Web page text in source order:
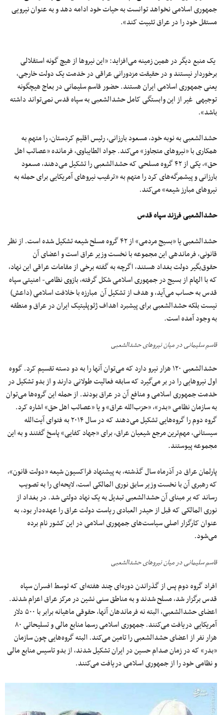
جمهوری اسلامی نخواهد توانست به حیات خود ادامه دهد و به عنوان نیرویی
مستقل خود را در عراق تثبیت کند».
یک منبع دیگر در همین زمینه می‌افزاید: «این نیروها از هیچ گونه استقلالی
برخوردار نیستند و در حقیقت مزدورانی عراقی در خدمت یک دولت خارجی،
یعنی جمهوری اسلامی ایران هستند. حضور قاسم سلیمانی در بعاج هیچگونه
توجیهی غیر از این وابستگی کامل حشدالشعبی به سپاه قدس نمی‌تواند داشته
باشد».
حشدالشعبی به نوبه خود، مسعود بارزانی، رئیس اقلیم کردستان، را متهم به
همکاری با «نیروهای متجاوز» می‌کند. جواد الطایباوی، فرمانده «عصائب اهل
حق»، یکی از ۴۲ گروه مسلحی که حشدالشعبی را تشکیل می‌دهند، مسعود
بارزانی و پیشمرگه‌های کرد را متهم به «ترغیب نیروهای آمریکایی برای حمله به
نیروهای مبارز شیعه» می‌کند.
حشدالشعبی فرزند سپاه قدس
حشدالشعبی یا «بسیج مردمی» از ۴۲ گروه مسلح شیعه تشکیل شده است. از نظر
قانونی، فرماندهی این مجموعه با نخست وزیر عراق است و اعضای آن
حقوق‌بگیر دولت بغداد هستند، اگرچه به گفته برخی از مقامات عراقی این نهاد،
که با الهام از بسیج در جمهوری اسلامی شکل گرفته، بازوی نظامی- امنیتی سپاه
قدس به حساب می‌آید، و هدف از تشکیل آن مبارزه با خلافت اسلامی (داعش)
نیست بلکه حشدالشعبی برای پیشبرد اهداف ژئوپلیتیک ایران در عراق و منطقه
به وجود آمده است.
قاسم سلیمانی در میان نیروهای حشدالشعبی
حشدالشعبی ۱۲۰ هزار نیرو دارد که می‌توان آنها را به دو دسته تقسیم کرد. گووه
اول نیروهایی را در بر می‌گیرد که سابقه فعالیت طولانی دارند و از بدو تشکیل در
خدمت جمهوری اسلامی و منافع آن در عراق بودند. از حمله این گروه‌ها می‌توان
به سازمان نظامی «بدر»، «حزب‌الله عراق» و یا «عصائب اهل حق» اشاره کرد.
گروه دوم را گروه‌هایی تشکیل می‌دهند که در سال ۲۰۱۴ به فتوای آیت‌الله
سیستانی، مهم‌ترین مرجع شیعیان عراق، برای «جهاد کفایی» پاسخ گفتند و به این
مجموعه پیوستند.
پارلمان عراق در آذرماه سال گذشته، به پیشنهاد فراکسیون شیعه «دولت قانون»،
که رهبری آن با نخست وزیر سابق نوری المالکی است، لایحه‌ای را به تصویب
رساند که بر مبنای آن حشدالشعبی تبدیل به یک نهاد دولتی شد. در بغداد از
نوری المالکی که قبل از حیدر العبادی ریاست دولت عراق را عهده‌دار بود، به
عنوان کارگزار اصلی سیاست‌های جمهوری اسلامی در این کشور نام برده
می‌شود.
قاسم سلیمانی در میان نیروهای حشدالشعبی
افراد گروه دوم پس از گذراندن دوره‌ای چند هفته‌ای که توسط افسران سپاه
قدس برگزار شد، مسلح شدند و به مناطق سنی نشین در مرکز عراق اعزام شدند.
اعضای حشدالشعبی، البته نه فرماندهان آنها، حقوقی ماهیانه برابر با ۵۰۰ دلار
آمریکایی دریافت می‌کنند. جمهوری اسلامی رسما منابع مالی و تسلیحاتی ۸۰
هزار نفر از اعضای حشدالشعبی را تامین می‌کند. البته گروه‌هایی چون سازمان
«بدر» که در زمان صدام حسین در ایران تشکیل شدند، از بدو تاسیس منابع مالی
و نظامی خود را از جمهوری اسلامی دریافت می‌کنند.